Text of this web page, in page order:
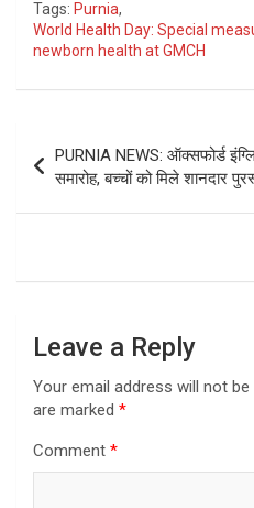
Tags: Purnia,
World Health Day: Special
newborn health at GMCH
navigation
PURNIA NEWS: ऑक्सफोर्ड
समारोह, बच्चों को मिले शानदार
Leave a Reply
Your email address will not be
are marked *
Comment *